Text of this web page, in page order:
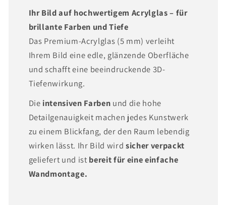
Ihr Bild auf hochwertigem Acrylglas – für
brillante Farben und Tiefe
Das Premium-Acrylglas (5 mm) verleiht
Ihrem Bild eine edle, glänzende Oberfläche
und schafft eine beeindruckende 3D-
Tiefenwirkung.
Die intensiven Farben und die hohe
Detailgenauigkeit machen jedes Kunstwerk
zu einem Blickfang, der den Raum lebendig
wirken lässt. Ihr Bild wird sicher verpackt
geliefert und istbereit für eine einfache
Wandmontage.